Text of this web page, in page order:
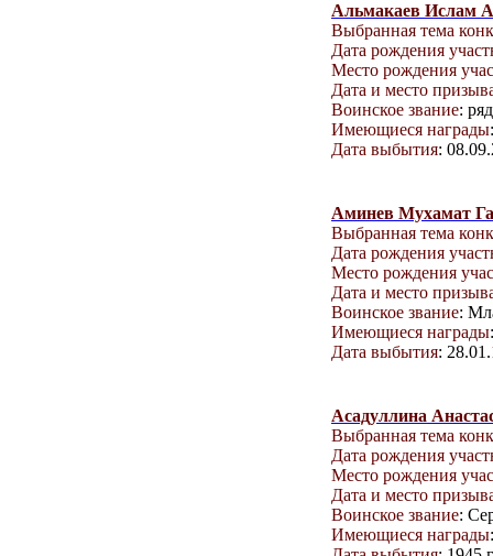
Альмакаев Ислам
Выбранная тема
Дата рождения
Место рождения
Дата и место
Воинское звание:
Имеющиеся награды
Дата выбытия:
Аминев Мухамат
Выбранная тема
Дата рождения
Место рождения
Дата и место
Воинское звание:
Имеющиеся награды
Дата выбытия:
Асадуллина
Выбранная тема
Дата рождения
Место рождения
Дата и место
Воинское звание:
Имеющиеся награды